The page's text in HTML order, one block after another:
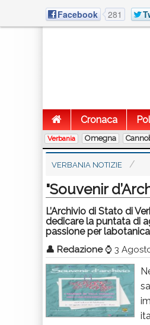
Facebook 281
Cronaca
Verbania Omegna
VERBANIA NOTIZIE
"Souvenir
L’Archivio di Stato di
dedicare la puntata di
passione per
👤 Redazione ⌚ 3